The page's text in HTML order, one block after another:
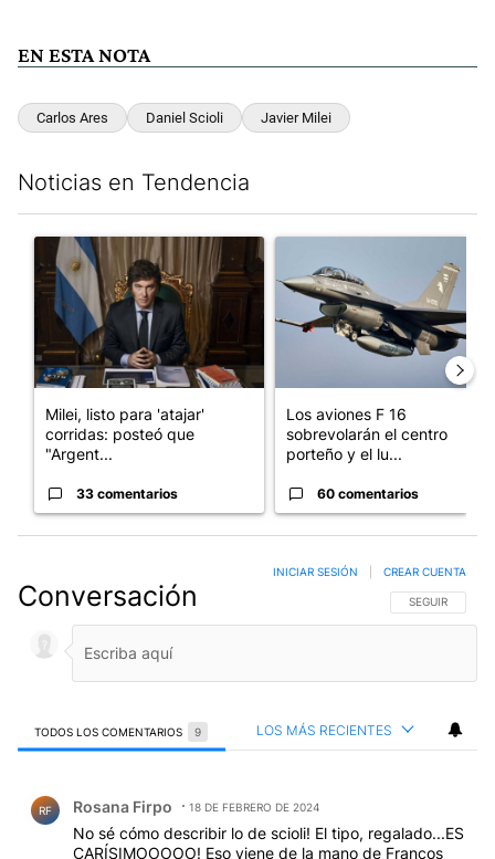
EN ESTA NOTA
Carlos Ares Daniel Scioli Javier Milei
Noticias en Tendencia
Un artículo de tendencia con el título "Milei, listo para 'atajar'
Milei, listo para 'atajar'
corridas: posteó que
"Argent...
33 comentarios
Los aviones F 16
sobrevolarán el centro
porteño y el lu...
60 comentarios
Conversación SIGA ESTA
SEGUIR
INICIAR SESIÓN CREAR CUENTA
TODOS LOS COMENTARIOS 9 LOS MÁS RECIENTES
RF Rosana Firpo 18 DE FEBRERO DE 2024
No sé cómo describir lo de scioli! El tipo, regalado...ES
CARÍSIMOOOOO! Eso viene de la mano de Francos